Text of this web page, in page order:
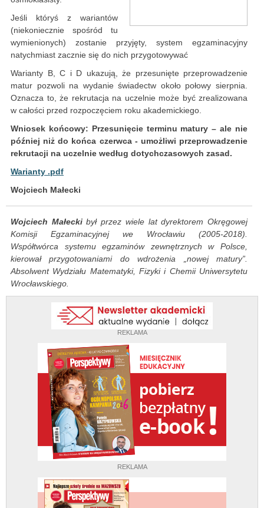
REKLAMA
REKLAMA
Jeśli któryś z wariantów
(niekoniecznie spośród tu
wymienionych) zostanie przyjęty, system egzaminacyjny
natychmiast zacznie się do nich przygotowywać
Warianty B, C i D ukazują, że przesunięte przeprowadzenie
matur pozwoli na wydanie świadectw około połowy sierpnia.
Oznacza to, że rekrutacja na uczelnie może być zrealizowana
w całości przed rozpoczęciem roku akademickiego.
Wniosek końcowy: Przesunięcie terminu matury – ale nie
później niż do końca czerwca - umożliwi przeprowadzenie
rekrutacji na uczelnie według dotychczasowych zasad.
Warianty .pdf
Wojciech Małecki
Wojciech Małeckibył przez wiele lat dyrektorem Okręgowej
Komisji Egzaminacyjnej we Wrocławiu (2005-2018).
Współtwórca systemu egzaminów zewnętrznych w Polsce,
kierował przygotowaniami do wdrożenia „nowej matury”.
Absolwent Wydziału Matematyki, Fizyki i Chemii Uniwersytetu
Wrocławskiego.